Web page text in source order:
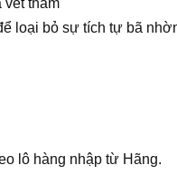
vết thâm
loại bỏ sự tích tự bã
lô hàng nhập từ Hãng.